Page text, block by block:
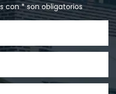
con * son obligatorios